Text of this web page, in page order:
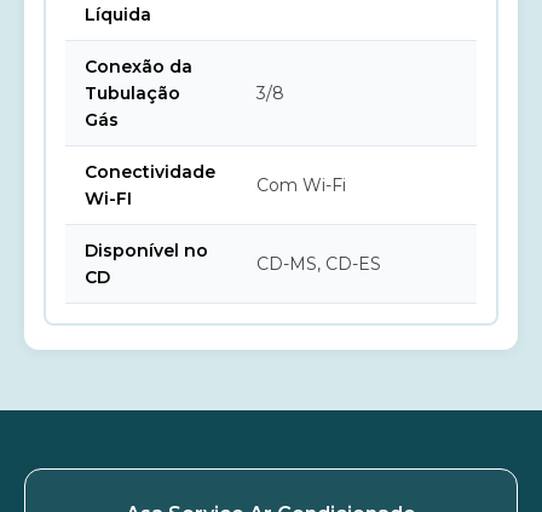
Líquida
Conexão da
Tubulação
Gás
3/8
Conectividade
Wi-FI
Com Wi-Fi
Disponível no
CD
CD-MS, CD-ES